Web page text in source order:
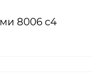
8006 c4